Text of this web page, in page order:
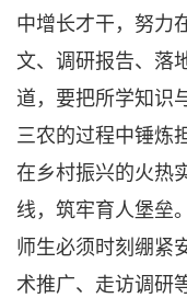
中增长才干，努力
文、调研报告、落
道，要把所学知识
三农的过程中锤炼
在乡村振兴的火热
线，筑牢育人堡垒
师生必须时刻绷紧
术推广、走访调研